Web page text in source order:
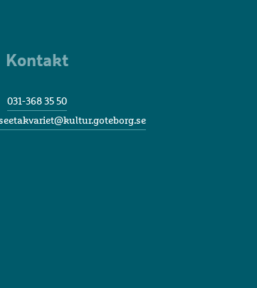
Kontakt
031-368 35 50